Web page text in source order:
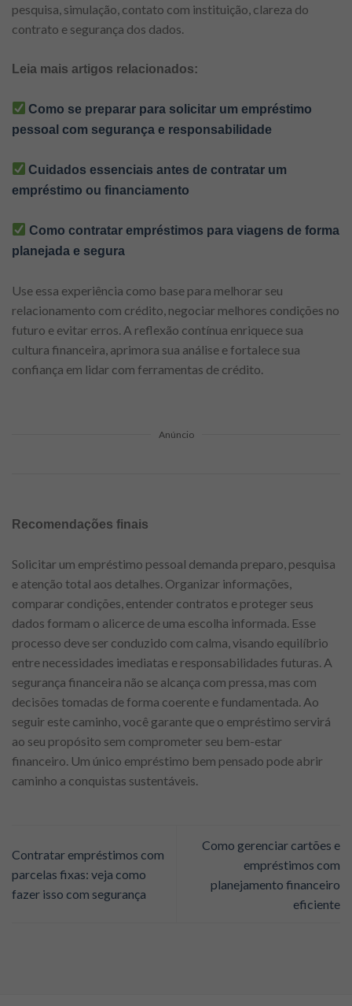
pesquisa, simulação, contato com instituição, clareza do
contrato e segurança dos dados.
Leia mais artigos relacionados:
Como se preparar para solicitar um empréstimo
pessoal com segurança e responsabilidade
Cuidados essenciais antes de contratar um
empréstimo ou financiamento
Como contratar empréstimos para viagens de forma
planejada e segura
Use essa experiência como base para melhorar seu
relacionamento com crédito, negociar melhores condições no
futuro e evitar erros. A reflexão contínua enriquece sua
cultura financeira, aprimora sua análise e fortalece sua
confiança em lidar com ferramentas de crédito.
Anúncio
Recomendações finais
Solicitar um empréstimo pessoal demanda preparo, pesquisa
e atenção total aos detalhes. Organizar informações,
comparar condições, entender contratos e proteger seus
dados formam o alicerce de uma escolha informada. Esse
processo deve ser conduzido com calma, visando equilíbrio
entre necessidades imediatas e responsabilidades futuras. A
segurança financeira não se alcança com pressa, mas com
decisões tomadas de forma coerente e fundamentada. Ao
seguir este caminho, você garante que o empréstimo servirá
ao seu propósito sem comprometer seu bem-estar
financeiro. Um único empréstimo bem pensado pode abrir
caminho a conquistas sustentáveis.
Contratar empréstimos com
parcelas fixas: veja como
fazer isso com segurança
Como gerenciar cartões e
empréstimos com
planejamento financeiro
eficiente